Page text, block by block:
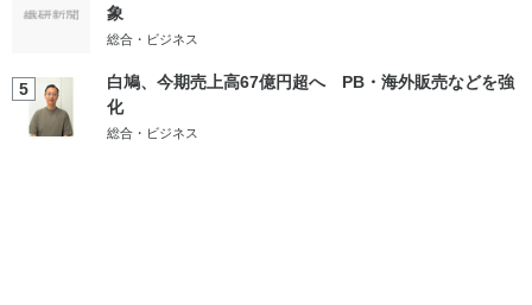
象
総合・ビジネス
5
白鳩、今期売上高67億円超へ PB・海外販売などを強
化
総合・ビジネス